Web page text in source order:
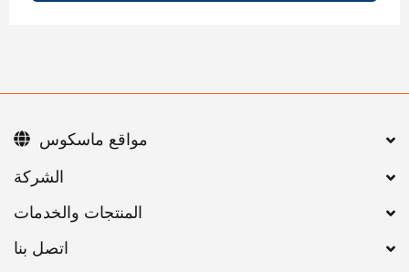
اتصل بنا
مواقع ماسكوس